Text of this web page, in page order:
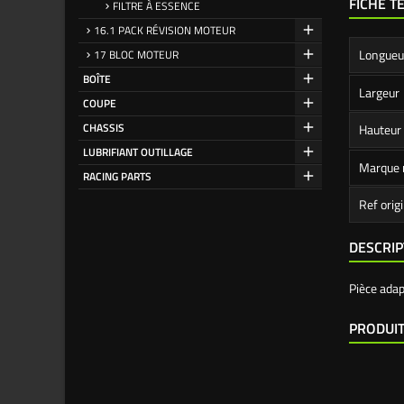
FILTRE À ESSENCE
16.1 PACK RÉVISION MOTEUR
17 BLOC MOTEUR
BOÎTE
COUPE
CHASSIS
LUBRIFIANT OUTILLAGE
RACING PARTS
Largeur
Hauteur
Ref
Pièce